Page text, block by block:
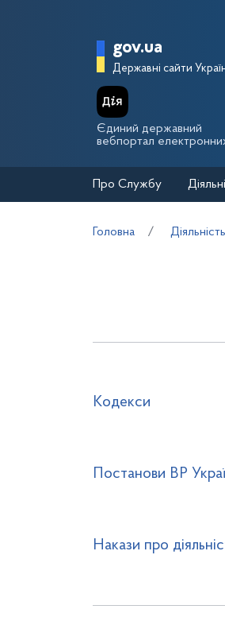
Головна
gov.ua
Державні сайти
Єдиний державний
вебпортал
Про Службу
Головна Діяльність
Кодекси
Постанови ВР
Накази про